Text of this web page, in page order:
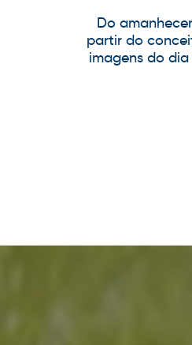
Do
partir do
imagens do